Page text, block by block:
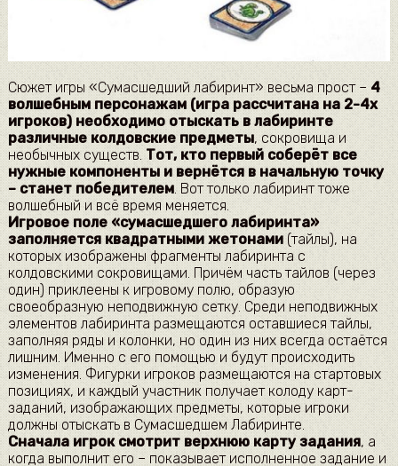
Сюжет игры «Сумасшедший лабиринт» весьма прост – 4
волшебным персонажам (игра рассчитана на 2-4х
игроков) необходимо отыскать в лабиринте
различные колдовские предметы, сокровища и
необычных существ. Тот, кто первый соберёт все
нужные компоненты и вернётся в начальную точку
– станет победителем. Вот только лабиринт тоже
волшебный и всё время меняется.
Игровое поле «сумасшедшего лабиринта»
заполняется квадратными жетонами(тайлы), на
которых изображены фрагменты лабиринта с
колдовскими сокровищами. Причём часть тайлов (через
один) приклеены к игровому полю, образую
своеобразную неподвижную сетку. Среди неподвижных
элементов лабиринта размещаются оставшиеся тайлы,
заполняя ряды и колонки, но один из них всегда остаётся
лишним. Именно с его помощью и будут происходить
изменения. Фигурки игроков размещаются на стартовых
позициях, и каждый участник получает колоду карт-
заданий, изображающих предметы, которые игроки
должны отыскать в Сумасшедшем Лабиринте.
Сначала игрок смотрит верхнюю карту задания, а
когда выполнит его – показывает исполненное задание и